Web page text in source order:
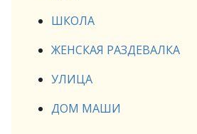
ШКОЛА
ЖЕНСКАЯ РАЗДЕВАЛКА
УЛИЦА
ДОМ МАШИ